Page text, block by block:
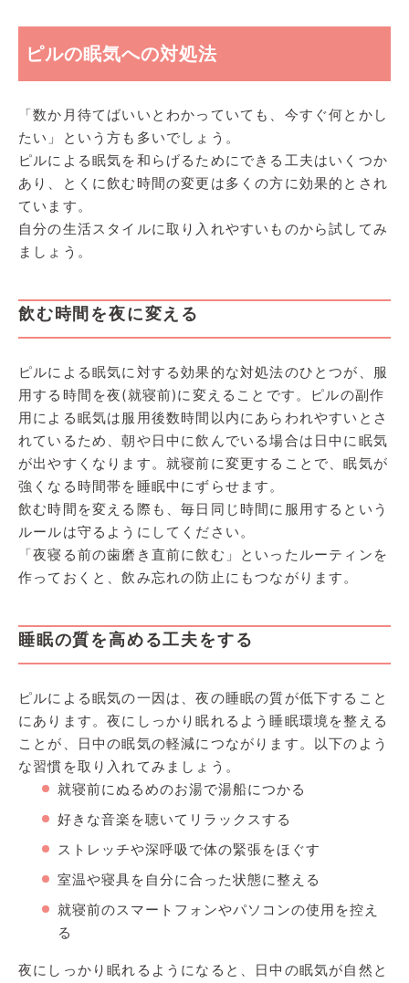
ピルの眠気への対処法
「数か月待てばいいとわかっていても、今すぐ何とかし
たい」という方も多いでしょう。
ピルによる眠気を和らげるためにできる工夫はいくつか
あり、とくに飲む時間の変更は多くの方に効果的とされ
ています。
自分の生活スタイルに取り入れやすいものから試してみ
ましょう。
飲む時間を夜に変える
ピルによる眠気に対する効果的な対処法のひとつが、服
用する時間を夜(就寝前)に変えることです。ピルの副作
用による眠気は服用後数時間以内にあらわれやすいとさ
れているため、朝や日中に飲んでいる場合は日中に眠気
が出やすくなります。就寝前に変更することで、眠気が
強くなる時間帯を睡眠中にずらせます。
飲む時間を変える際も、毎日同じ時間に服用するという
ルールは守るようにしてください。
「夜寝る前の歯磨き直前に飲む」といったルーティンを
作っておくと、飲み忘れの防止にもつながります。
睡眠の質を高める工夫をする
ピルによる眠気の一因は、夜の睡眠の質が低下すること
にあります。夜にしっかり眠れるよう睡眠環境を整える
ことが、日中の眠気の軽減につながります。以下のよう
な習慣を取り入れてみましょう。
就寝前にぬるめのお湯で湯船につかる
好きな音楽を聴いてリラックスする
ストレッチや深呼吸で体の緊張をほぐす
室温や寝具を自分に合った状態に整える
就寝前のスマートフォンやパソコンの使用を控え
る
夜にしっかり眠れるようになると、日中の眠気が自然と